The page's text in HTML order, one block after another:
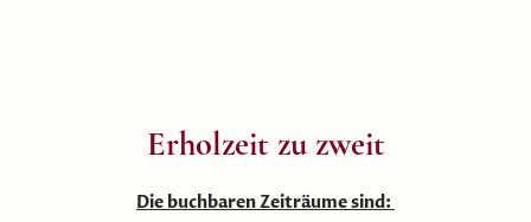
Erholzeit zu zweit
Die buchbaren Zeiträume sind: